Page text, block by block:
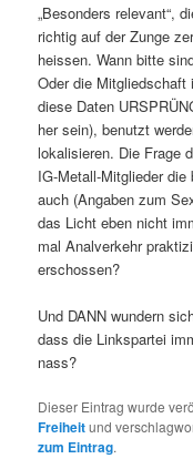
„Besonders relevant“,
richtig auf der Zunge
heissen. Wann bitte
Oder die Mitgliedschaft
diese Daten
her sein), benutzt
lokalisieren. Die Frage
IG-Metall-Mitglieder die
auch (Angaben zum
das Licht eben nicht
mal Analverkehr
erschossen?
Und DANN wundern
dass die Linkspartei
nass?
Dieser Eintrag wurde
Freiheitund
zum Eintrag.